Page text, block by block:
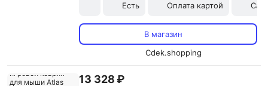
Есть Оплата картой
В магазин
Cdek.shopping
13 328 ₽